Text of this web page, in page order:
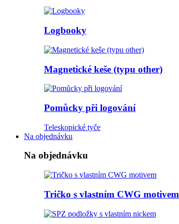
Logbooky
Magnetické keše (typu other)
Pomůcky při logování
Teleskopické tyče
Na objednávku
Na objednávku
Tričko s vlastním CWG motivem